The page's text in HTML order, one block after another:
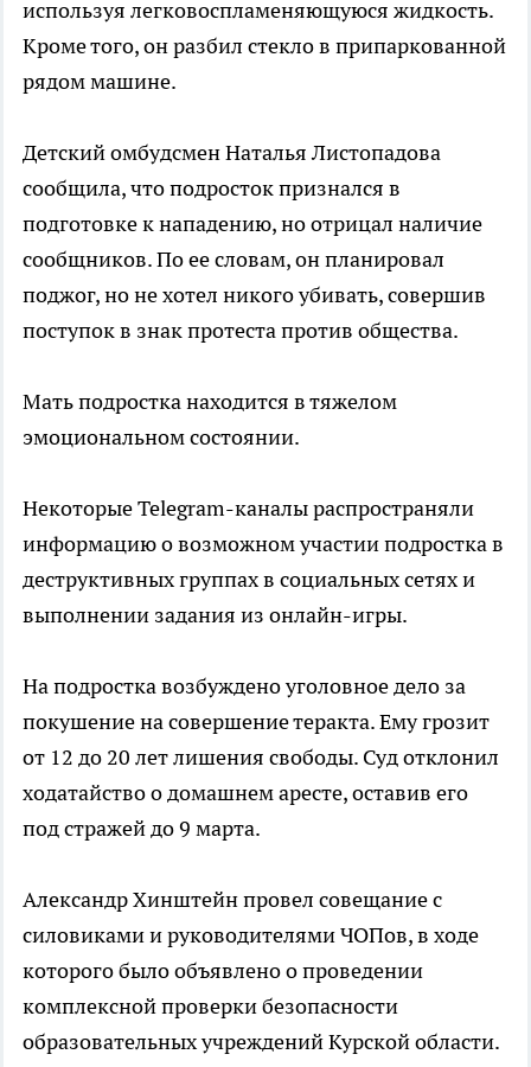
используя легковоспламеняющуюся жидкость.
Кроме того, он разбил стекло в припаркованной
рядом машине.
Детский омбудсмен Наталья Листопадова
сообщила, что подросток признался в
подготовке к нападению, но отрицал наличие
сообщников. По ее словам, он планировал
поджог, но не хотел никого убивать, совершив
поступок в знак протеста против общества.
Мать подростка находится в тяжелом
эмоциональном состоянии.
Некоторые Telegram-каналы распространяли
информацию о возможном участии подростка в
деструктивных группах в социальных сетях и
выполнении задания из онлайн-игры.
На подростка возбуждено уголовное дело за
покушение на совершение теракта. Ему грозит
от 12 до 20 лет лишения свободы. Суд отклонил
ходатайство о домашнем аресте, оставив его
под стражей до 9 марта.
Александр Хинштейн провел совещание с
силовиками и руководителями ЧОПов, в ходе
которого было объявлено о проведении
комплексной проверки безопасности
образовательных учреждений Курской области.